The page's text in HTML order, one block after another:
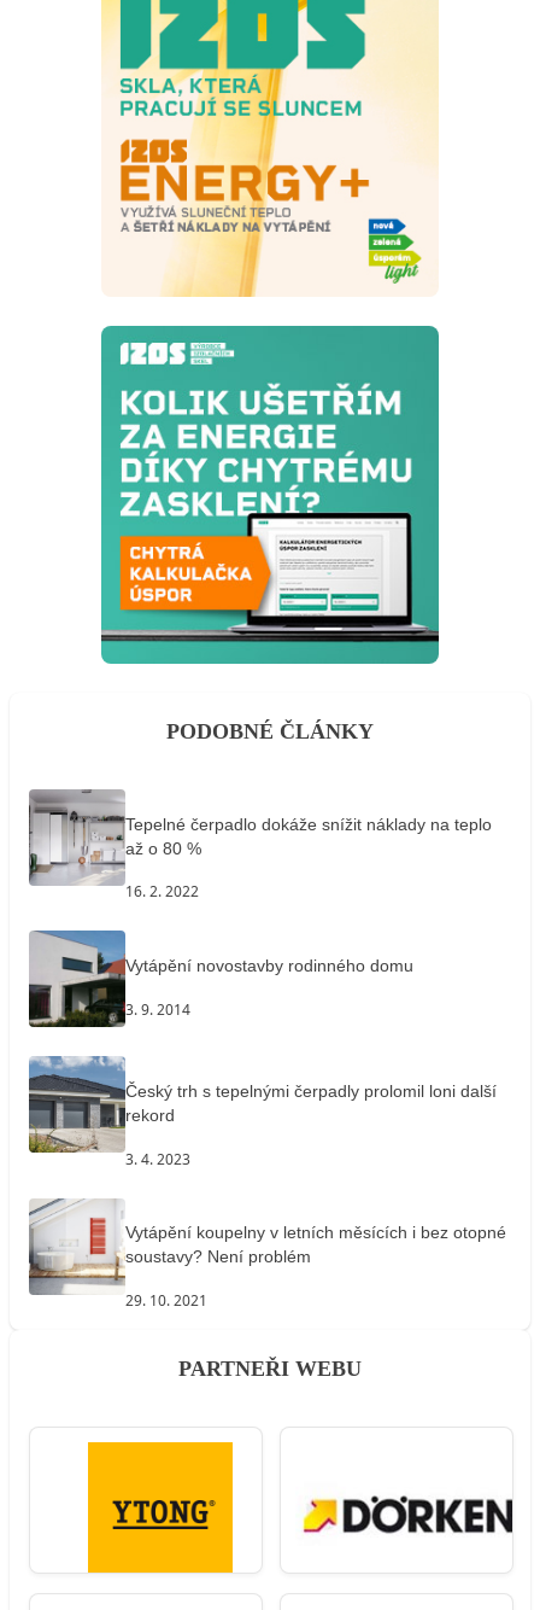
PODOBNÉ ČLÁNKY
Tepelné čerpadlo dokáže snížit náklady na teplo
až o 80 %
16. 2. 2022
Vytápění novostavby rodinného domu
3. 9. 2014
Český trh s tepelnými čerpadly prolomil loni další
rekord
3. 4. 2023
Vytápění koupelny v letních měsících i bez otopné
soustavy? Není problém
29. 10. 2021
PARTNEŘI WEBU